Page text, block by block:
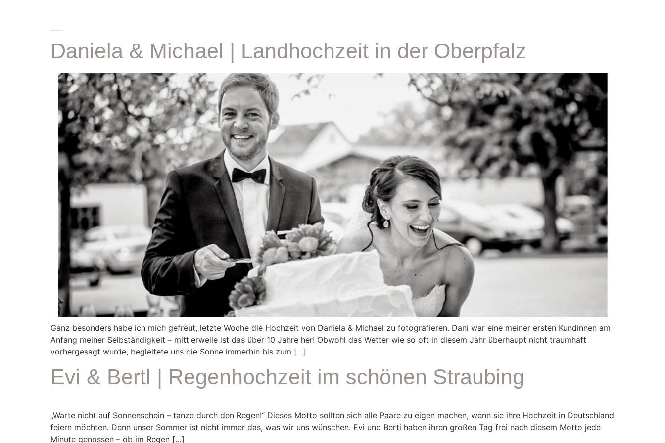
Daniela & Michael | Landhochzeit in der Oberpfalz
Ganz besonders habe ich mich gefreut, letzte Woche die Hochzeit von Daniela & Michael zu fotografieren. Dani war eine meiner ersten Kundinnen am
Anfang meiner Selbständigkeit – mittlerweile ist das über 10 Jahre her! Obwohl das Wetter wie so oft in diesem Jahr überhaupt nicht traumhaft
vorhergesagt wurde, begleitete uns die Sonne immerhin bis zum […]
Evi & Bertl | Regenhochzeit im schönen Straubing
„Warte nicht auf Sonnenschein – tanze durch den Regen!“ Dieses Motto sollten sich alle Paare zu eigen machen, wenn sie ihre Hochzeit in Deutschland
feiern möchten. Denn unser Sommer ist nicht immer das, was wir uns wünschen. Evi und Berti haben ihren großen Tag frei nach diesem Motto jede
Minute genossen – ob im Regen […]